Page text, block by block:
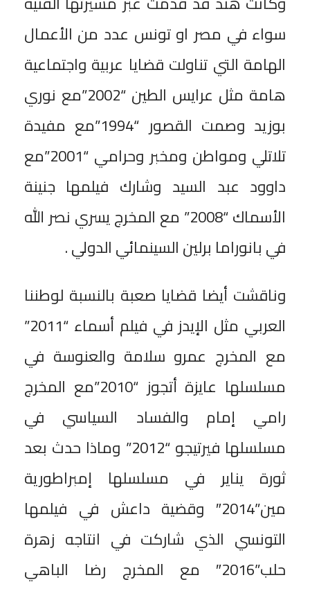
سواء في مصر او تونس عدد من الأعمال
الهامة التي تناولت قضايا عربية واجتماعية
هامة مثل عرايس الطين “2002”مع نوري
بوزيد وصمت القصور “1994”مع مفيدة
تلاتلي ومواطن ومخبر وحرامي “2001”مع
داوود عبد السيد وشارك فيلمها جنينة
الأسماك “2008” مع المخرج يسري نصر الله
في بانوراما برلين السينمائي الدولي .
وناقشت أيضا قضايا صعبة بالنسبة لوطننا
العربي مثل الإيدز في فيلم أسماء “2011”
مع المخرج عمرو سلامة والعنوسة في
مسلسلها عايزة أتجوز “2010”مع المخرج
رامي إمام والفساد السياسي في
مسلسلها فيرتيجو “2012” وماذا حدث بعد
ثورة يناير في مسلسلها إمبراطورية
مين”2014″ وقضية داعش في فيلمها
التونسي الذي شاركت في انتاجه زهرة
حلب”2016″ مع المخرج رضا الباهي